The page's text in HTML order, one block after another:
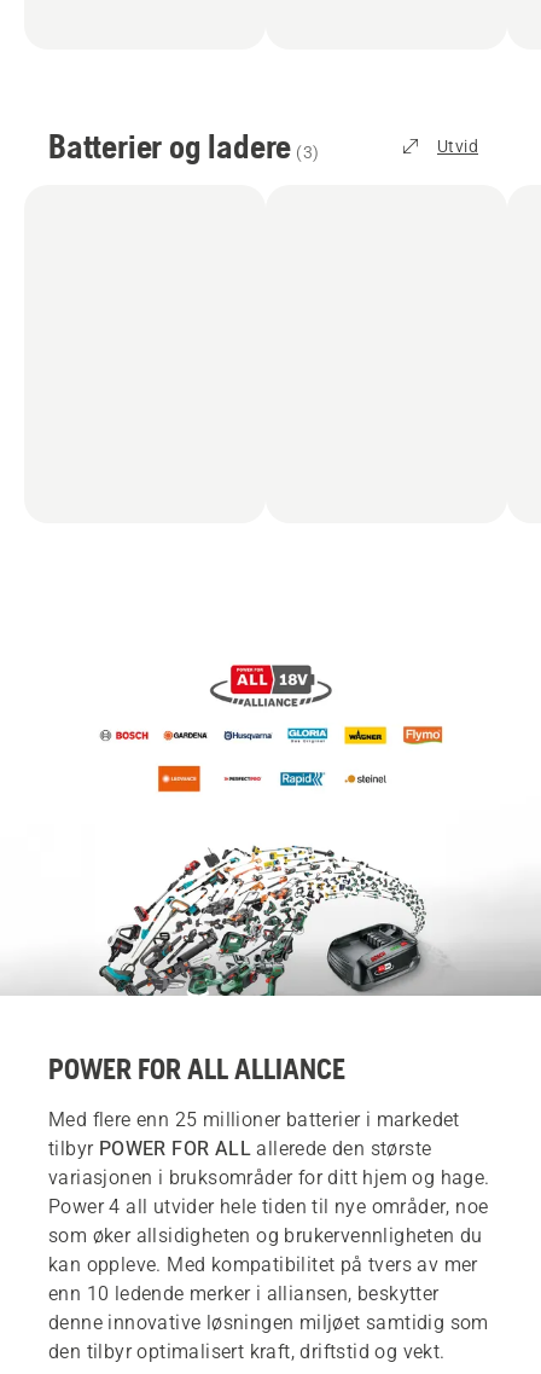
Batterier og ladere (3) Utvid
POWER FOR ALL ALLIANCE
Med flere enn 25 millioner batterier i markedet
tilbyr POWER FOR ALL allerede den største
variasjonen i bruksområder for ditt hjem og hage.
Power 4 all utvider hele tiden til nye områder, noe
som øker allsidigheten og brukervennligheten du
kan oppleve. Med kompatibilitet på tvers av mer
enn 10 ledende merker i alliansen, beskytter
denne innovative løsningen miljøet samtidig som
den tilbyr optimalisert kraft, driftstid og vekt.